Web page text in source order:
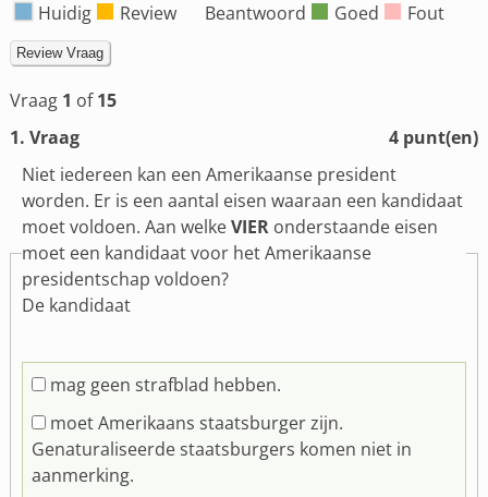
Huidig
Review Beantwoord Goed Fout
Vraag 1 of15
1. Vraag 4 punt(en)
Niet iedereen kan een Amerikaanse president
worden. Er is een aantal eisen waaraan een kandidaat
moet voldoen. Aan welkeVIER onderstaande eisen
moet een kandidaat voor het Amerikaanse
presidentschap voldoen?
De kandidaat
mag geen strafblad hebben.
moet Amerikaans staatsburger zijn.
Genaturaliseerde staatsburgers komen niet in
aanmerking.